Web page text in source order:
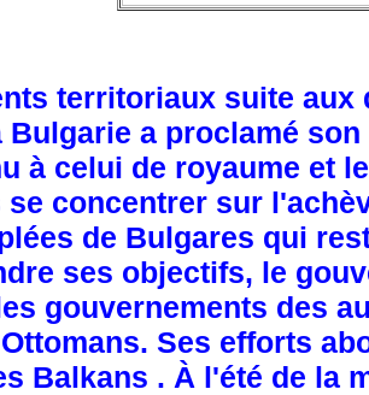
territoriaux suite
Bulgarie a proclamé
à celui de royaume et
se concentrer sur
de Bulgares qui
ses objectifs, le
gouvernements des
Ses efforts
Balkans . À l'été de la